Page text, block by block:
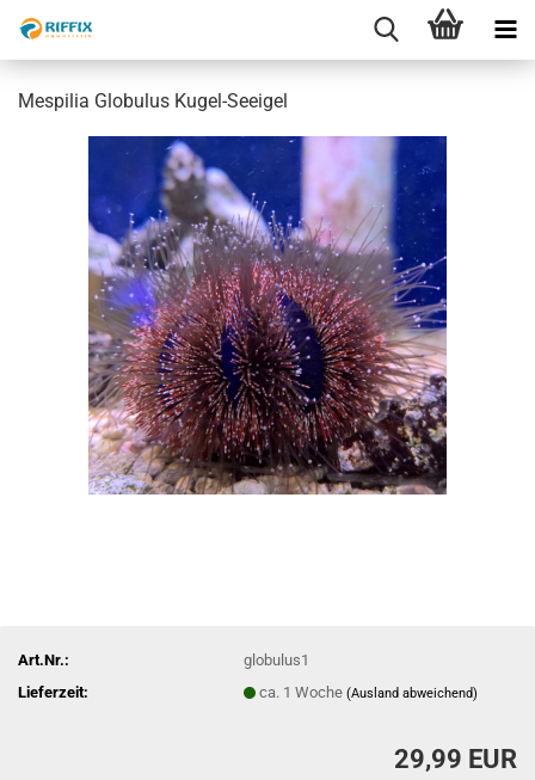
Mespilia Globulus Kugel-Seeigel
Art.Nr.:
globulus1
Lieferzeit:
ca. 1 Woche(Ausland abweichend)
29,99 EUR